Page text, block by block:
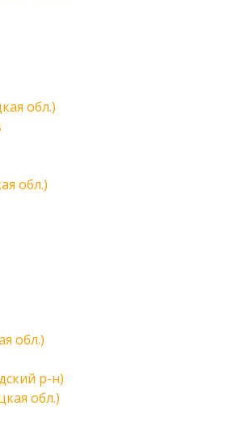
обл.)
обл.)
обл.)
р-н)
обл.)